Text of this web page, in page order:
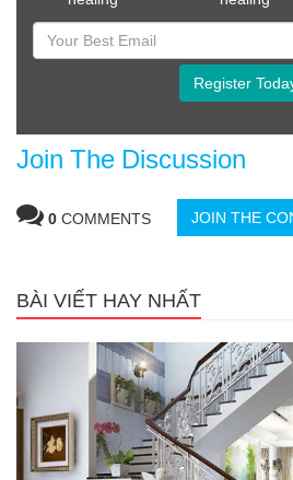
Register
Join The Discussion
0 COMMENTS JOIN THE
BÀI VIẾT HAY NHẤT